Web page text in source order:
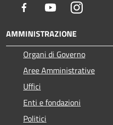
Facebook YoutubeInstagram
AMMINISTRAZIONE
Organi di Governo
Aree Amministrative
Uffici
Enti e fondazioni
Politici